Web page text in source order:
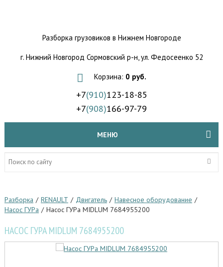
Разборка грузовиков в Нижнем Новгороде
г. Нижний Новгород Сормовский р-н,ул. Федосеенко 52
Корзина: 0 руб.
+7(910)123-18-85
+7(908)166-97-79
МЕНЮ
Разборка / RENAULT / Двигатель / Навесное оборудование /
Насос ГУРа / Насос ГУРа MIDLUM 7684955200
НАСОС ГУРА MIDLUM 7684955200